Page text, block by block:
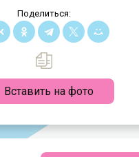
Поделиться:
Вставить на фото